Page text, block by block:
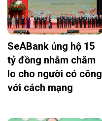
SeABank ủng hộ 15
tỷ đồng nhằm chăm
lo cho người có công
với cách mạng